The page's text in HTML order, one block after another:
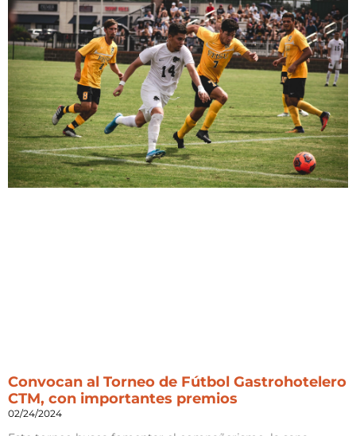
Convocan al Torneo de Fútbol Gastrohotelero
CTM, con importantes premios
02/24/2024